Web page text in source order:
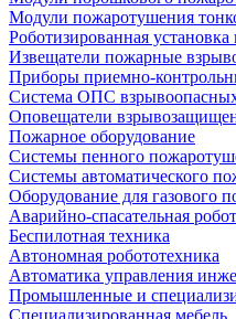
Модули пожаротушения
Роботизированная
Извещатели пожарные
Приборы приемно-
Система ОПС
Оповещатели
Пожарное оборудование
Системы пенного
Системы автоматического
Оборудование для газового
Аварийно-спасательная
Беспилотная техника
Автономная робототехника
Автоматика управления
Промышленные и
Специализированная мебель